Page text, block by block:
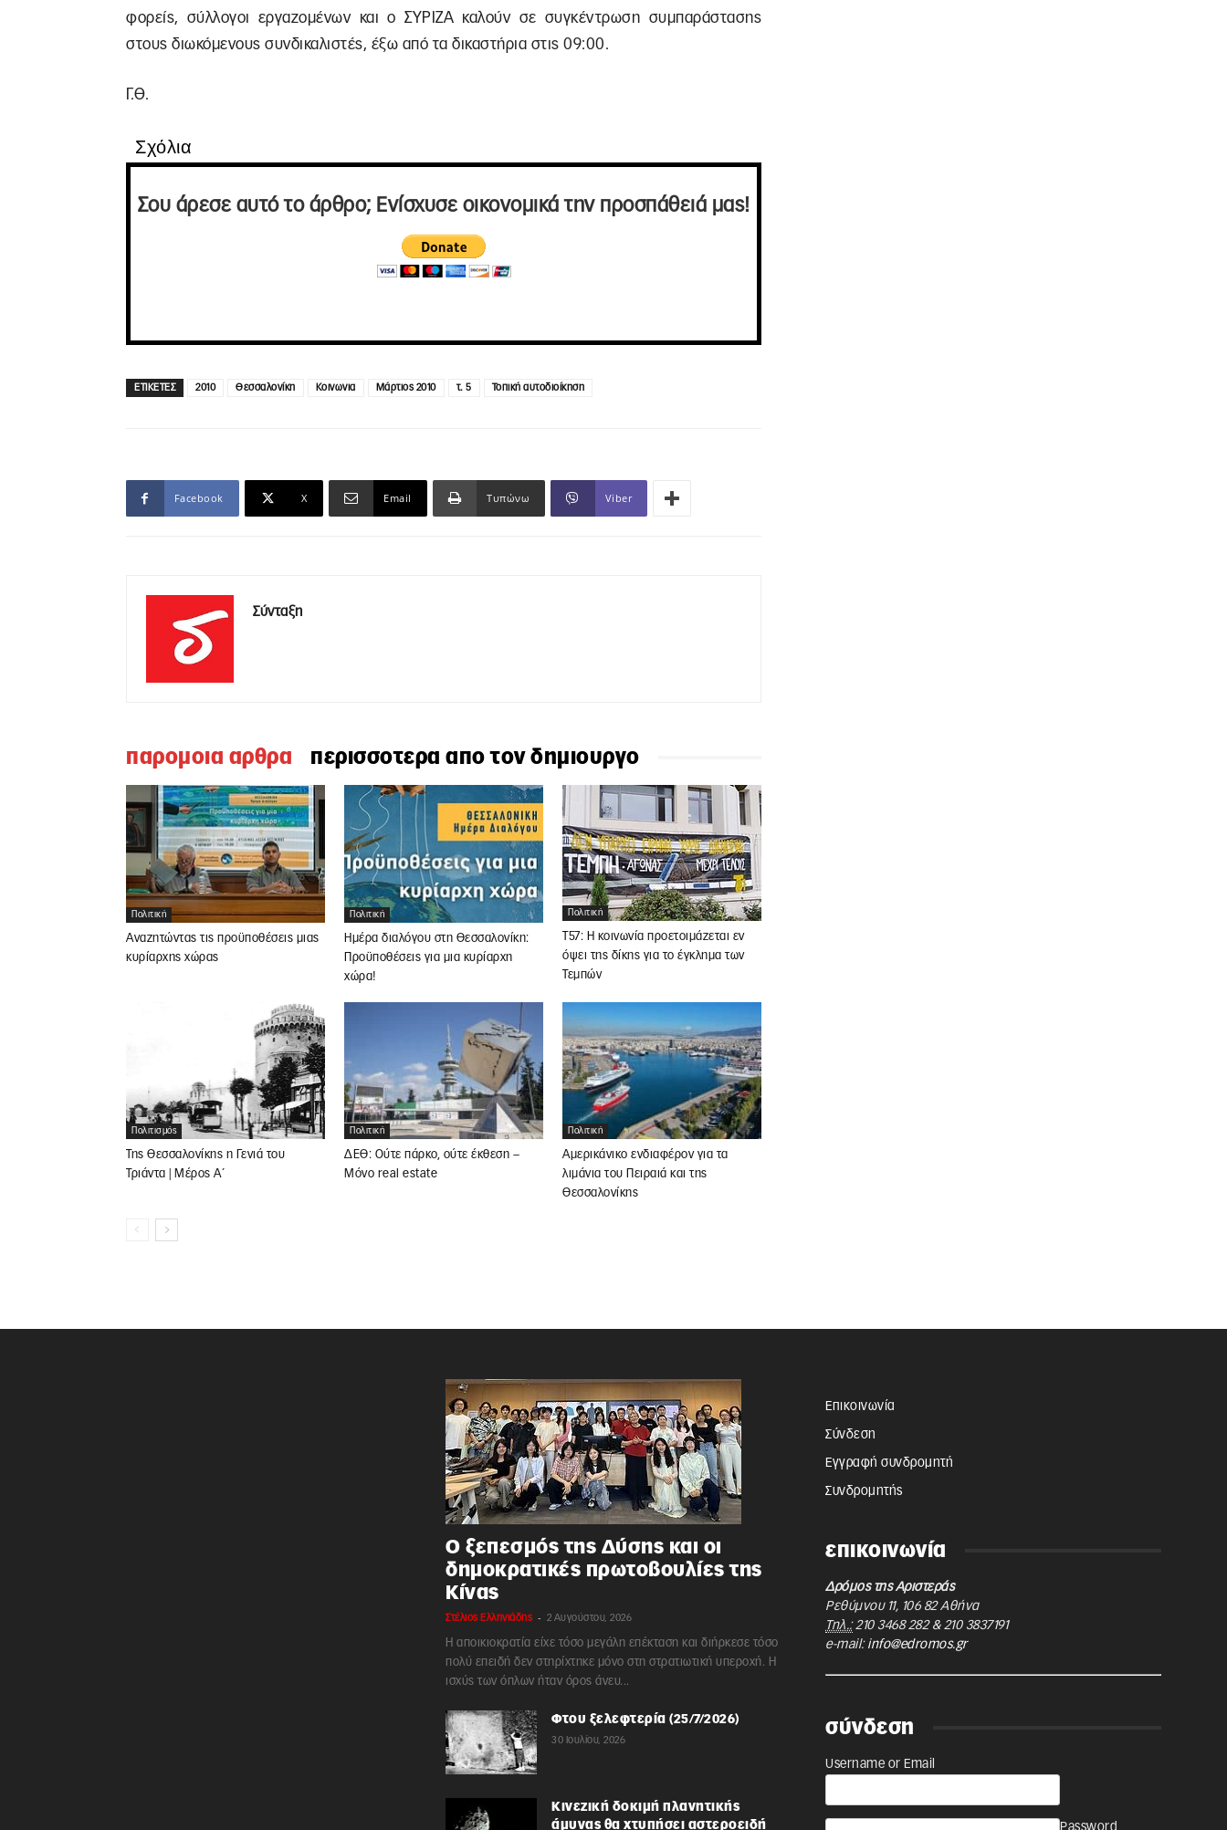
φορείς, σύλλογοι εργαζομένων και ο ΣΥΡΙΖΑ καλούν σε συγκέντρωση συμπαράστασης
στους διωκόμενους συνδικαλιστές, έξω από τα δικαστήρια στις 09:00.
Γ.Θ.
Σχόλια
Σου άρεσε αυτό το άρθρο; Ενίσχυσε οικονομικά την προσπάθειά μας!
ΕΤΙΚΕΤΕΣ 2010 Θεσσαλονίκη Κοινωνια Μάρτιος 2010 τ. 5 Τοπική αυτοδιοίκηση
Facebook X Email Τυπώνω Viber
Σύνταξη
παρομοια αρθρα περισσοτερα απο τον δημιουργο
Πολιτική
Αναζητώντας τις προϋποθέσεις μιας
κυρίαρχης χώρας
Πολιτική
Ημέρα διαλόγου στη Θεσσαλονίκη:
Προϋποθέσεις για μια κυρίαρχη
χώρα!
Πολιτική
Τ57: Η κοινωνία προετοιμάζεται εν
όψει της δίκης για το έγκλημα των
Τεμπών
Πολιτισμός
Της Θεσσαλονίκης η Γενιά του
Τριάντα | Μέρος Α΄
Πολιτική
ΔΕΘ: Ούτε πάρκο, ούτε έκθεση –
Μόνο real estate
Πολιτική
Αμερικάνικο ενδιαφέρον για τα
λιμάνια του Πειραιά και της
Θεσσαλονίκης
Ο ξεπεσμός της Δύσης και οι
δημοκρατικές πρωτοβουλίες της
Κίνας
Στέλιος Ελληνιάδης - 2 Αυγούστου, 2026
Η αποικιοκρατία είχε τόσο μεγάλη επέκταση και διήρκεσε τόσο
πολύ επειδή δεν στηρίχτηκε μόνο στη στρατιωτική υπεροχή. Η
ισχύς των όπλων ήταν όρος άνευ...
Φτου ξελεφτερία (25/7/2026)
30 Ιουλίου, 2026
Κινεζική δοκιμή πλανητικής
άμυνας θα χτυπήσει αστεροειδή
Επικοινωνία
Σύνδεση
Εγγραφή συνδρομητή
Συνδρομητής
επικοινωνία
Δρόμος της Αριστεράς
Ρεθύμνου 11, 106 82 Αθήνα
Τηλ.: 210 3468 282& 210 3837191
e-mail: info@edromos.gr
σύνδεση
Username or Email
Password